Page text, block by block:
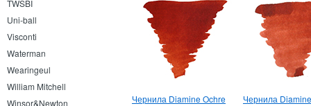
TWSBI
Uni-ball
Visconti
Waterman
Wearingeul
William Mitchell
Winsor&Newton
Чернила Diamine Ochre
Чернила